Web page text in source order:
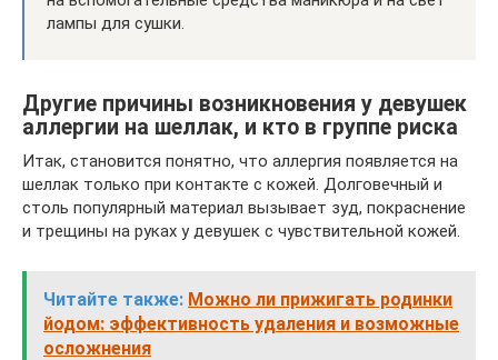
лампы для сушки.
Другие причины возникновения у девушек
аллергии на шеллак, и кто в группе риска
Итак, становится понятно, что аллергия появляется на
шеллак только при контакте с кожей. Долговечный и
столь популярный материал вызывает зуд, покраснение
и трещины на руках у девушек с чувствительной кожей.
Читайте также: Можно ли прижигать родинки
йодом: эффективность удаления и возможные
осложнения